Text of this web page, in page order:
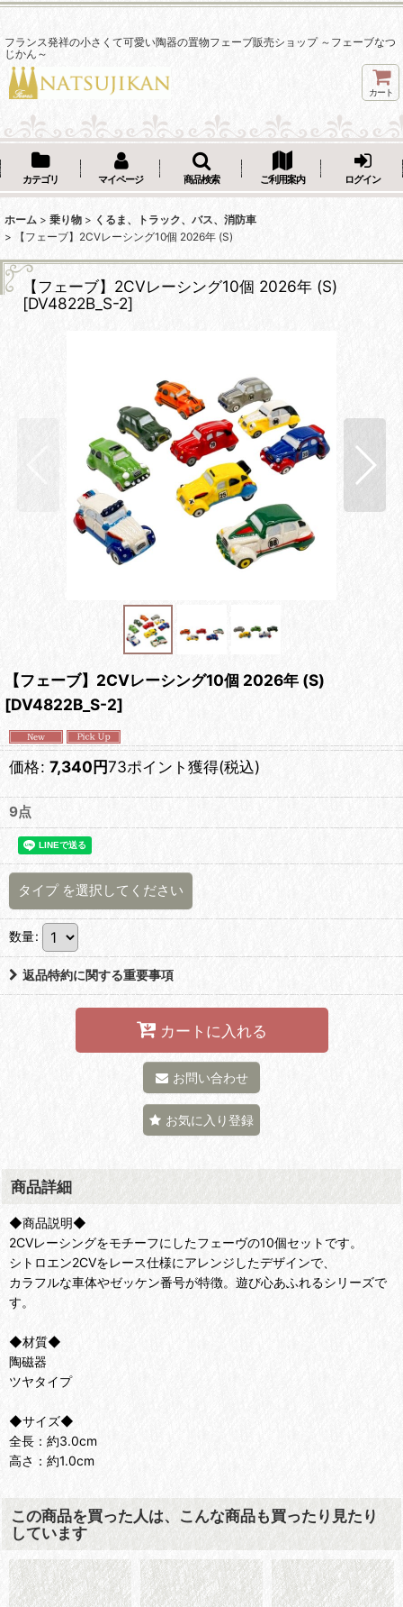
フランス発祥の小さくて可愛い陶器の置物フェーブ販売ショップ ～フェーブなつ
じかん～
カート
カテゴリ マイページ 商品検索 ご利用案内 ログイン
ホーム > 乗り物 > くるま、トラック、バス、消防車
>
【フェーブ】2CVレーシング10個 2026年 (S)
【フェーブ】2CVレーシング10個 2026年 (S)
[DV4822B_S-2]
【フェーブ】2CVレーシング10個 2026年 (S)
[DV4822B_S-2]
価格: 7,340円73ポイント獲得(税込)
9点
タイプ を選択してください
数量:
返品特約に関する重要事項
カートに入れる
お問い合わせ
お気に入り登録
商品詳細
◆商品説明◆
2CVレーシングをモチーフにしたフェーヴの10個セットです。
シトロエン2CVをレース仕様にアレンジしたデザインで、
カラフルな車体やゼッケン番号が特徴。遊び心あふれるシリーズで
す。
◆材質◆
陶磁器
ツヤタイプ
◆サイズ◆
全長：約3.0cm
高さ：約1.0cm
この商品を買った人は、こんな商品も買ったり見たり
しています